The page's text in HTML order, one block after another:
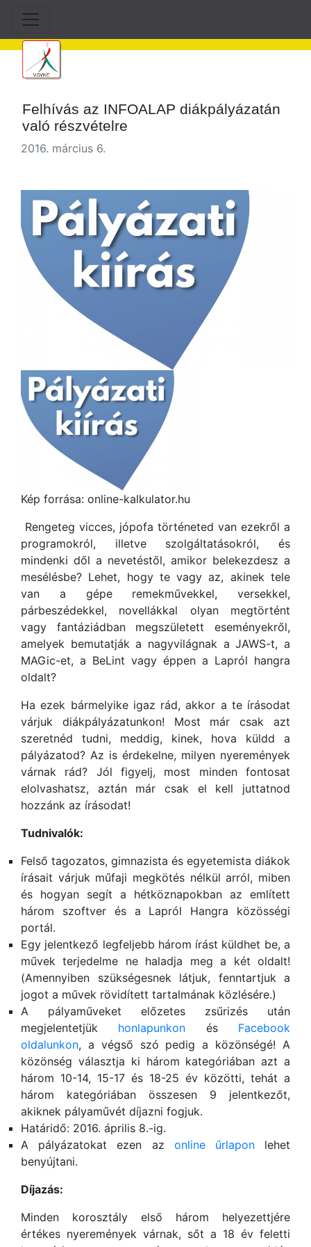
Felhívás az INFOALAP diákpályázatán
való részvételre
2016. március 6.
Kép forrása: online-kalkulator.hu
Rengeteg vicces, jópofa történeted van ezekről a
programokról, illetve szolgáltatásokról, és
mindenki dől a nevetéstől, amikor belekezdesz a
mesélésbe? Lehet, hogy te vagy az, akinek tele
van a gépe remekművekkel, versekkel,
párbeszédekkel, novellákkal olyan megtörtént
vagy fantáziádban megszületett eseményekről,
amelyek bemutatják a nagyvilágnak a JAWS-t, a
MAGic-et, a BeLint vagy éppen a Lapról hangra
oldalt?
Ha ezek bármelyike igaz rád, akkor a te írásodat
várjuk diákpályázatunkon! Most már csak azt
szeretnéd tudni, meddig, kinek, hova küldd a
pályázatod? Az is érdekelne, milyen nyeremények
várnak rád? Jól figyelj, most minden fontosat
elolvashatsz, aztán már csak el kell juttatnod
hozzánk az írásodat!
Tudnivalók:
Felső tagozatos, gimnazista és egyetemista diákok
írásait várjuk műfaji megkötés nélkül arról, miben
és hogyan segít a hétköznapokban az említett
három szoftver és a Lapról Hangra közösségi
portál.
Egy jelentkező legfeljebb három írást küldhet be, a
művek terjedelme ne haladja meg a két oldalt!
(Amennyiben szükségesnek látjuk, fenntartjuk a
jogot a művek rövidített tartalmának közlésére.)
A pályaműveket előzetes zsűrizés után
megjelentetjük honlapunkon és Facebook
oldalunkon, a végső szó pedig a közönségé! A
közönség választja ki három kategóriában azt a
három 10-14, 15-17 és 18-25 év közötti, tehát a
három kategóriában összesen 9 jelentkezőt,
akiknek pályaművét díjazni fogjuk.
Határidő: 2016. április 8.-ig.
A pályázatokat ezen az online űrlaponlehet
benyújtani.
Díjazás:
Minden korosztály első három helyezettjére
értékes nyeremények várnak, sőt a 18 év feletti